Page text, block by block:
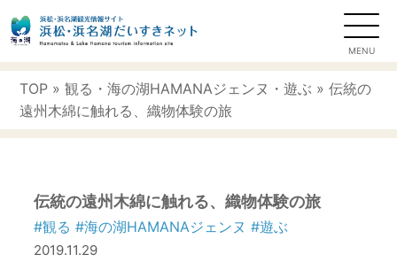
TOP »観る ・海の湖HAMANAジェンヌ ・遊ぶ » 伝統の
遠州木綿に触れる、織物体験の旅
伝統の遠州木綿に触れる、織物体験の旅
#観る #海の湖HAMANAジェンヌ #遊ぶ
2019.11.29